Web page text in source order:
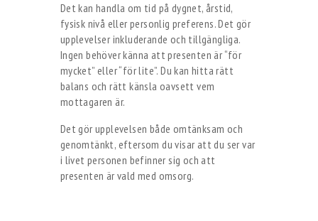
Det kan handla om tid på dygnet, årstid,
fysisk nivå eller personlig preferens. Det gör
upplevelser inkluderande och tillgängliga.
Ingen behöver känna att presenten är “för
mycket” eller “för lite”. Du kan hitta rätt
balans och rätt känsla oavsett vem
mottagaren är.
Det gör upplevelsen både omtänksam och
genomtänkt, eftersom du visar att du ser var
i livet personen befinner sig och att
presenten är vald med omsorg.